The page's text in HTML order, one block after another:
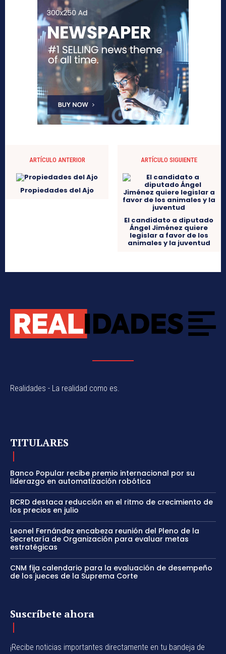
ARTÍCULO ANTERIOR
Propiedades del Ajo
ARTÍCULO SIGUIENTE
El candidato a diputado
Ángel Jiménez quiere
legislar a favor de los
animales y la juventud
Realidades - La realidad como es.
TITULARES
Banco Popular recibe premio internacional por su
liderazgo en automatización robótica
BCRD destaca reducción en el ritmo de crecimiento de
los precios en julio
Leonel Fernández encabeza reunión del Pleno de la
Secretaría de Organización para evaluar metas
estratégicas
CNM fija calendario para la evaluación de desempeño
de los jueces de la Suprema Corte
Suscríbete ahora
¡Recibe noticias importantes directamente en tu bandeja de